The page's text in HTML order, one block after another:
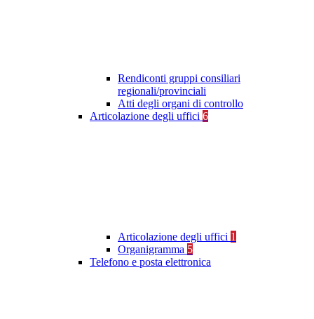
Rendiconti gruppi consiliari
regionali/provinciali
Atti degli organi di controllo
Articolazione degli uffici 6
Articolazione degli uffici 1
Organigramma 5
Telefono e posta elettronica